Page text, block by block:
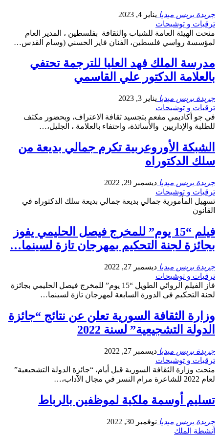
جريدة بريس ميديا يناير 4, 2023
ترقيات و توشيحات
منحت الهيئة العامة للشباب والثقافة بفلسطين ، المدير العام
لمؤسسة رواسي فلسطين، الفنان فايز الحسني (وسام القدس…
مدرسة الملك فھد العلیا للترجمة تحتفي
بالعلامة الدكتور علي القاسمي
جريدة بريس ميديا يناير 3, 2023
ترقيات و توشيحات
في جو أكادیمي مفعم بتجسید ثقافة الاعتراف، وبحضور مكثف
للطلبة والإداریین والأساتذة، واحتفاء بالعلامة ، الجلیل،…
الشبكة الأوروعربية تكرم جمالي بديعة من
سلك الدكتوراه
جريدة بريس ميديا ديسمبر 29, 2022
ترقيات و توشيحات
تسهيل المأمورية جمالي بديعة جمالي بديعة سلك الدكتوراه في
القانون
فيلم “15 يوم” للمخرج فيصل الحليمي يفوز
بجائزة لجنة التحكيم بمهرجان تازة لسينما…
جريدة بريس ميديا ديسمبر 27, 2022
ترقيات و توشيحات
فاز الفيلم الروائي الطويل “15 يوم” للمخرج فيصل الحليمي بجائزة
لجنة التحكيم في الدورة السابعة لمهرجان تازة لسينما…
وزارة الثقافة السورية تعلن عن نتائج “جائزة
الدولة التشجيعية” لسنة 2022
جريدة بريس ميديا ديسمبر 27, 2022
ترقيات و توشيحات
منحت وزارة الثقافة السورية قبل أيام، “جائزة الدولة التشجيعية”
لعام 2022 للشاعرة مرام النسر في مجال الآداب،…
تسليم أوسمة ملكية لموظفين بالرباط
جريدة بريس ميديا نوفمبر 30, 2022
أنشطة الملك